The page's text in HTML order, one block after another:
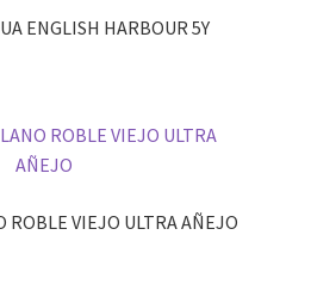
ENGLISH HARBOUR 5Y
ROBLE VIEJO ULTRA AÑEJO